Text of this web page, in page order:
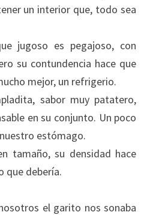
un interior que, todo sea
jugoso es pegajoso, con
su contundencia hace que
mejor, un refrigerio.
sabor muy patatero,
en su conjunto. Un poco
estómago.
tamaño, su densidad hace
que debería.
el garito nos sonaba